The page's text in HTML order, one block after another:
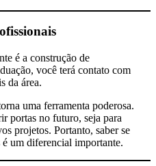
é a construção de
você terá contato com
da área.
uma ferramenta poderosa.
portas no futuro, seja para
projetos. Portanto, saber se
um diferencial importante.